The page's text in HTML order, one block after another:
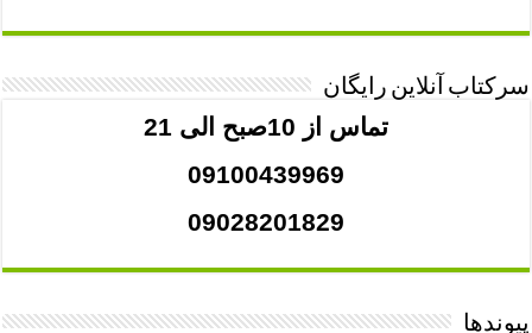
سرکتاب آنلاین رایگان
تماس از 10صبح الی 21
09100439969
09028201829
پیوندها